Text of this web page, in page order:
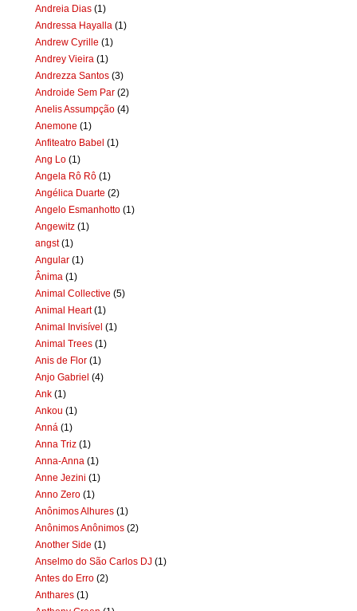
Andreia Dias (1)
Andressa Hayalla (1)
Andrew Cyrille (1)
Andrey Vieira (1)
Andrezza Santos (3)
Androide Sem Par (2)
Anelis Assumpção (4)
Anemone (1)
Anfiteatro Babel (1)
Ang Lo (1)
Angela Rô Rô (1)
Angélica Duarte (2)
Angelo Esmanhotto (1)
Angewitz (1)
angst (1)
Angular (1)
Ânima (1)
Animal Collective (5)
Animal Heart (1)
Animal Invisível (1)
Animal Trees (1)
Anis de Flor (1)
Anjo Gabriel (4)
Ank (1)
Ankou (1)
Anná (1)
Anna Triz (1)
Anna-Anna (1)
Anne Jezini (1)
Anno Zero (1)
Anônimos Alhures (1)
Anônimos Anônimos (2)
Another Side (1)
Anselmo do São Carlos DJ (1)
Antes do Erro (2)
Anthares (1)